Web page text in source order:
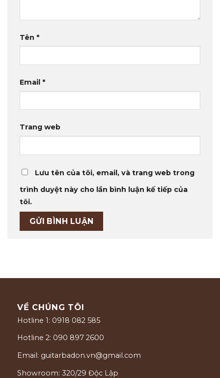
Tên *
Email *
Trang web
Lưu tên của tôi, email, và trang web trong
trình duyệt này cho lần bình luận kế tiếp của
tôi.
VỀ CHÚNG TÔI
Hotline 1: 0918 082 585
Hotline 2: 090 897 2600
Email: guitarbadon.vn@gmail.com
Showroom: 320/29 Độc Lập